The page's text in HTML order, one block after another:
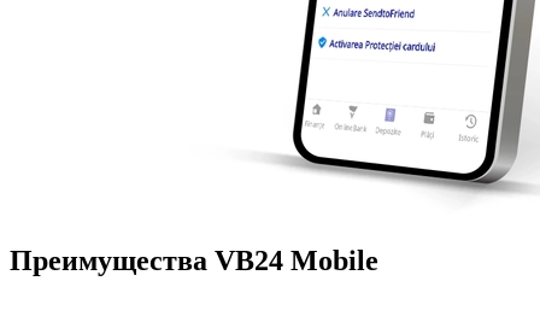
Преимущества VB24 Mobile